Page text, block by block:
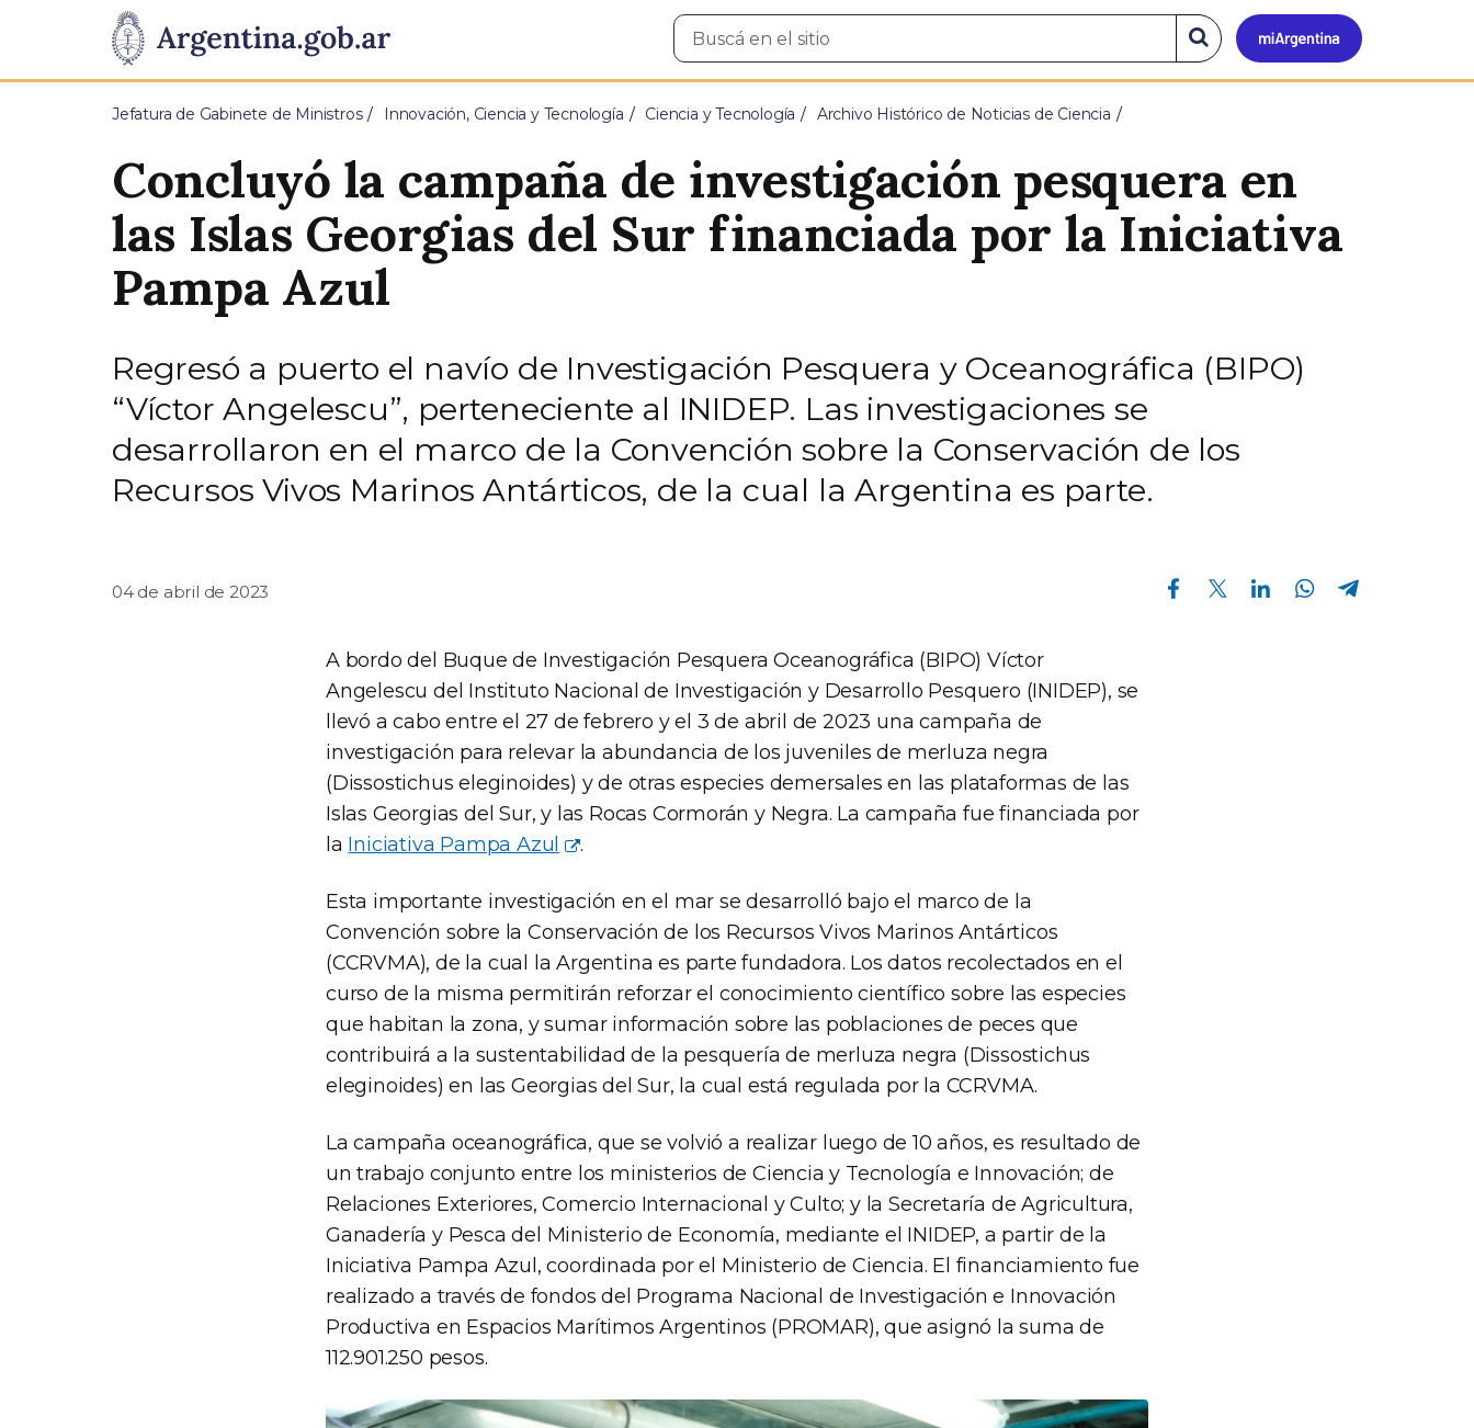
Presidencia
de
Pasar al contenido principal
Mi
Buscar
en
Buscar
en
el
Jefatura de Gabinete de Ministros Innovación, Ciencia y Tecnología Ciencia y Tecnología Archivo Histórico de Noticias de Ciencia
Concluyó la campaña de investigación pesquera en
las Islas Georgias del Sur financiada por la Iniciativa
Pampa Azul
Regresó a puerto el navío de Investigación Pesquera y Oceanográfica (BIPO)
“Víctor Angelescu”, perteneciente al INIDEP. Las investigaciones se
desarrollaron en el marco de la Convención sobre la Conservación de los
Recursos Vivos Marinos Antárticos, de la cual la Argentina es parte.
04 de abril de 2023
Compartir en Facebook Compartir en Twitter Compartir en Linkedin Compartir en Whatsapp
A bordo del Buque de Investigación Pesquera Oceanográfica (BIPO) Víctor
Angelescu del Instituto Nacional de Investigación y Desarrollo Pesquero (INIDEP), se
llevó a cabo entre el 27 de febrero y el 3 de abril de 2023 una campaña de
investigación para relevar la abundancia de los juveniles de merluza negra
(Dissostichus eleginoides) y de otras especies demersales en las plataformas de las
Islas Georgias del Sur, y las Rocas Cormorán y Negra. La campaña fue financiada por
la Iniciativa Pampa Azul .
Esta importante investigación en el mar se desarrolló bajo el marco de la
Convención sobre la Conservación de los Recursos Vivos Marinos Antárticos
(CCRVMA), de la cual la Argentina es parte fundadora. Los datos recolectados en el
curso de la misma permitirán reforzar el conocimiento científico sobre las especies
que habitan la zona, y sumar información sobre las poblaciones de peces que
contribuirá a la sustentabilidad de la pesquería de merluza negra (Dissostichus
eleginoides) en las Georgias del Sur, la cual está regulada por la CCRVMA.
La campaña oceanográfica, que se volvió a realizar luego de 10 años, es resultado de
un trabajo conjunto entre los ministerios de Ciencia y Tecnología e Innovación; de
Relaciones Exteriores, Comercio Internacional y Culto; y la Secretaría de Agricultura,
Ganadería y Pesca del Ministerio de Economía, mediante el INIDEP, a partir de la
Iniciativa Pampa Azul, coordinada por el Ministerio de Ciencia. El financiamiento fue
realizado a través de fondos del Programa Nacional de Investigación e Innovación
Productiva en Espacios Marítimos Argentinos (PROMAR), que asignó la suma de
112.901.250 pesos.